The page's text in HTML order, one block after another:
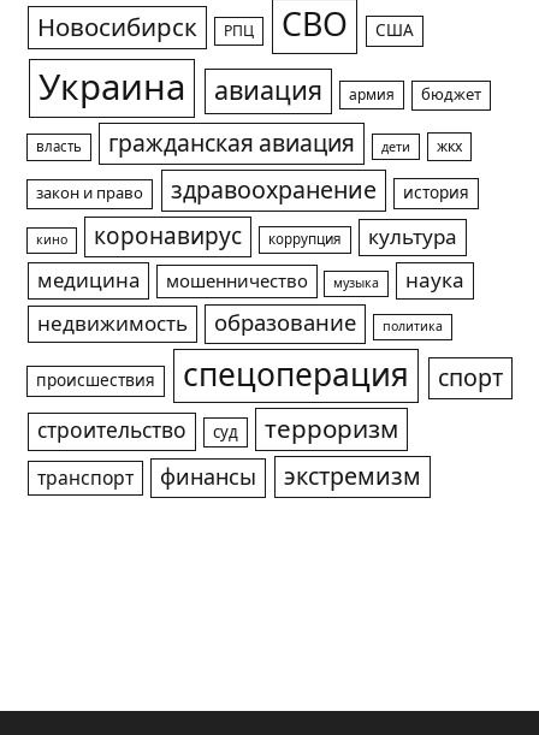
Новосибирск РПЦ СВО США
Украина авиация армия бюджет
власть гражданская авиация дети жкх
закон и право здравоохранение история
кино коронавирус коррупция
культура
медицина
мошенничество музыка
наука
недвижимость
образование политика
происшествия спецоперация спорт
строительство суд терроризм
транспорт финансы экстремизм